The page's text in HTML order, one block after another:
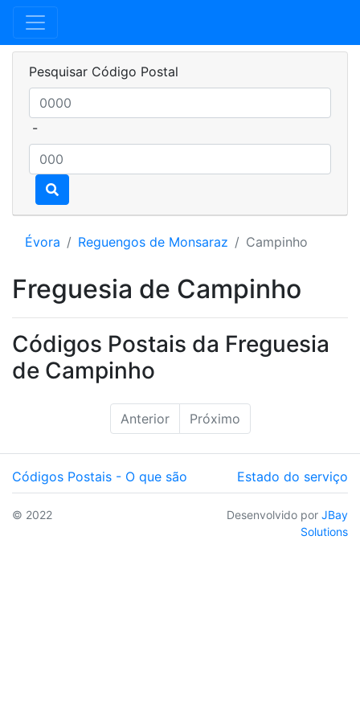
Pesquisar Código Postal
-
Évora Reguengos de Monsaraz Campinho
Freguesia de Campinho
Códigos Postais da Freguesia
de Campinho
Anterior Próximo
Códigos Postais - O que são Estado do serviço
© 2022 Desenvolvido por JBay
Solutions